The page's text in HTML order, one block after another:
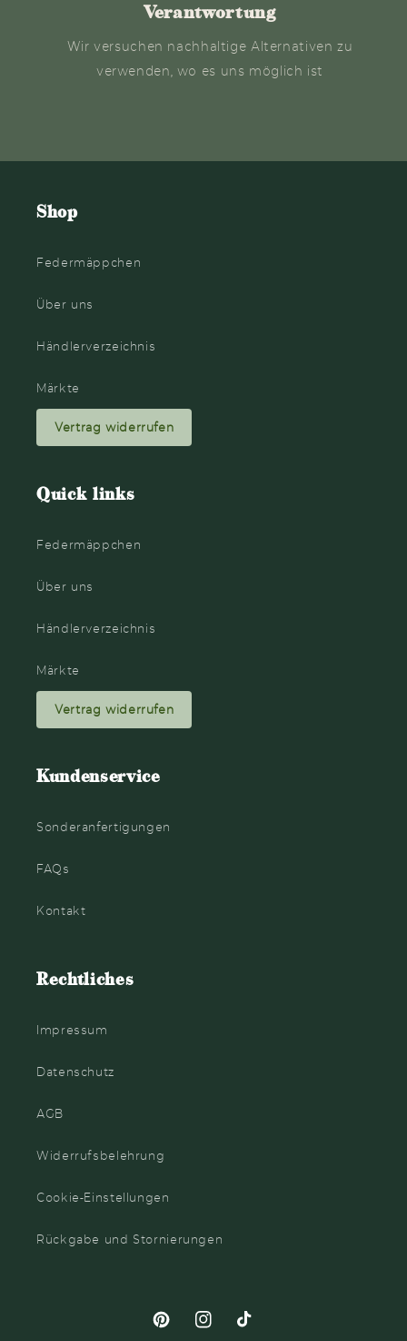
Verantwortung
Wir versuchen nachhaltige Alternativen zu
verwenden, wo es uns möglich ist
Shop
Federmäppchen
Über uns
Händlerverzeichnis
Märkte
Vertrag widerrufen
Quick links
Federmäppchen
Über uns
Händlerverzeichnis
Märkte
Vertrag widerrufen
Kundenservice
Sonderanfertigungen
FAQs
Kontakt
Rechtliches
Impressum
Datenschutz
AGB
Widerrufsbelehrung
Cookie-Einstellungen
Rückgabe und Stornierungen
PinterestInstagramTikTok